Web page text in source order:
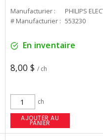
Manufacturier :
PHILIPS
# Manufacturier : 553230
En inventaire
8,00 $ / ch
ch
AJOUTER AU
PANIER